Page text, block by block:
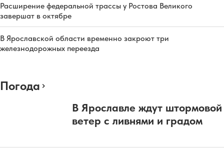
Расширение федеральной трассы у Ростова Великого
завершат в октябре
В Ярославской области временно закроют три
железнодорожных переезда
Погода
В Ярославле ждут штормовой
ветер с ливнями и градом